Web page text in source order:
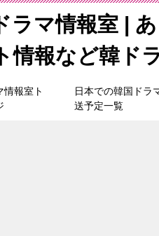
ラマ情報室 |
情報など韓ド
情報室ト
日本での韓国ドラ
送予定一覧